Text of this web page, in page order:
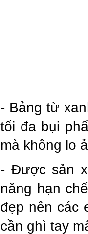
- Bảng từ
tối đa bụi
mà không lo
- Được sản
năng hạn
đẹp nên các
cần ghì tay